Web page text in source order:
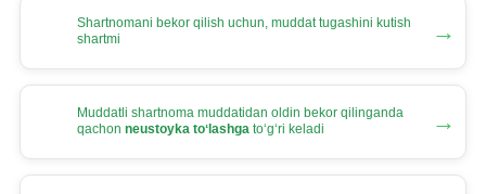
Shartnomani bekor qilish uchun, muddat tugashini kutish
shartmi
→
Muddatli shartnoma muddatidan oldin bekor qilinganda
qachon neustoyka toʻlashga toʻgʻri keladi →